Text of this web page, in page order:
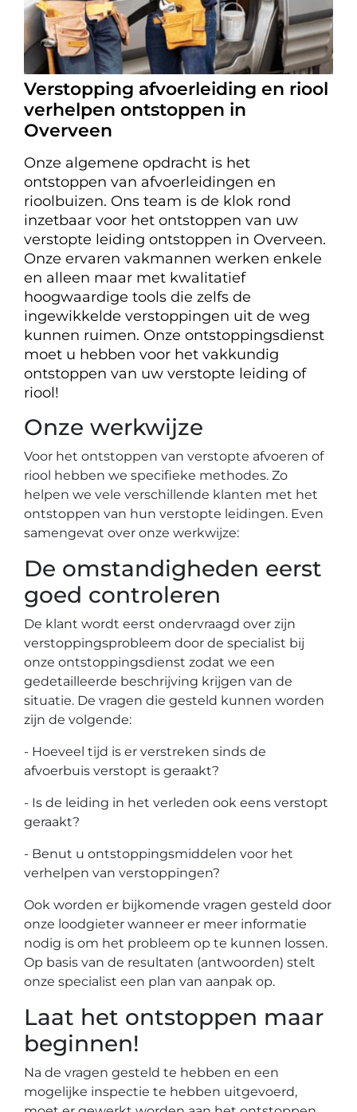
Verstopping afvoerleiding en riool
verhelpen ontstoppen in
Overveen
Onze algemene opdracht is het
ontstoppen van afvoerleidingen en
rioolbuizen. Ons team is de klok rond
inzetbaar voor het ontstoppen van uw
verstopte leiding ontstoppen in Overveen.
Onze ervaren vakmannen werken enkele
en alleen maar met kwalitatief
hoogwaardige tools die zelfs de
ingewikkelde verstoppingen uit de weg
kunnen ruimen. Onze ontstoppingsdienst
moet u hebben voor het vakkundig
ontstoppen van uw verstopte leiding of
riool!
Onze werkwijze
Voor het ontstoppen van verstopte afvoeren of
riool hebben we specifieke methodes. Zo
helpen we vele verschillende klanten met het
ontstoppen van hun verstopte leidingen. Even
samengevat over onze werkwijze:
De omstandigheden eerst
goed controleren
De klant wordt eerst ondervraagd over zijn
verstoppingsprobleem door de specialist bij
onze ontstoppingsdienst zodat we een
gedetailleerde beschrijving krijgen van de
situatie. De vragen die gesteld kunnen worden
zijn de volgende:
- Hoeveel tijd is er verstreken sinds de
afvoerbuis verstopt is geraakt?
- Is de leiding in het verleden ook eens verstopt
geraakt?
- Benut u ontstoppingsmiddelen voor het
verhelpen van verstoppingen?
Ook worden er bijkomende vragen gesteld door
onze loodgieter wanneer er meer informatie
nodig is om het probleem op te kunnen lossen.
Op basis van de resultaten (antwoorden) stelt
onze specialist een plan van aanpak op.
Laat het ontstoppen maar
beginnen!
Na de vragen gesteld te hebben en een
mogelijke inspectie te hebben uitgevoerd,